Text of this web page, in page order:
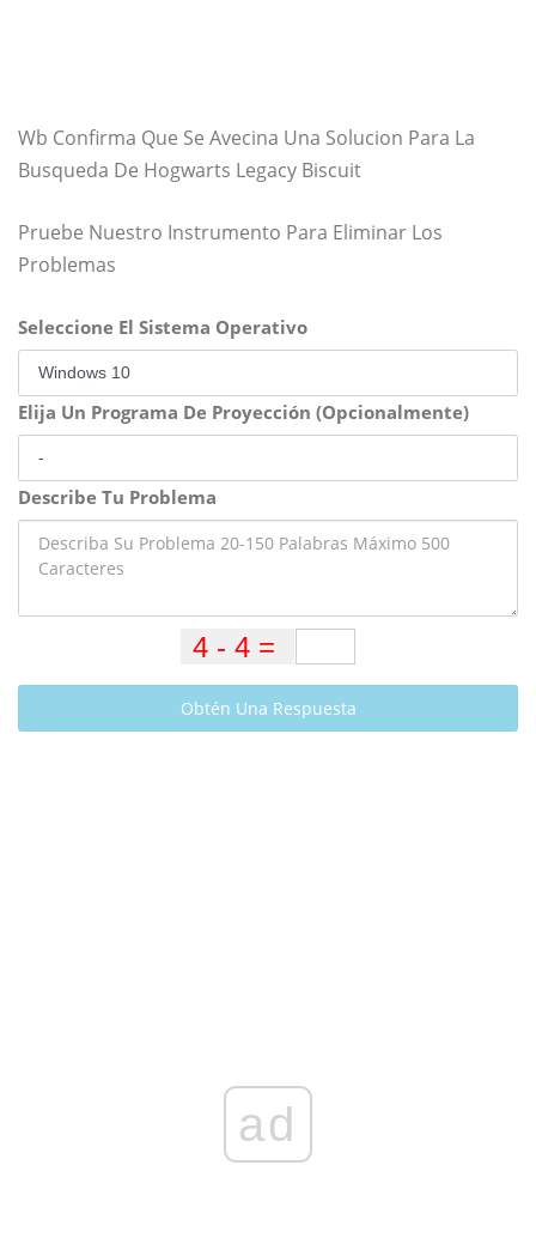
Wb Confirma Que Se Avecina Una Solucion Para La
Busqueda De Hogwarts Legacy Biscuit
Pruebe Nuestro Instrumento Para Eliminar Los
Problemas
Seleccione El Sistema Operativo
Elija Un Programa De Proyección (Opcionalmente)
Describe Tu Problema
Obtén Una Respuesta
ad